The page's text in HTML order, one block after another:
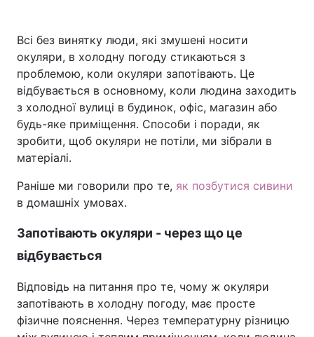
Всі без винятку люди, які змушені носити
окуляри, в холодну погоду стикаються з
проблемою, коли окуляри запотівають. Це
відбувається в основному, коли людина заходить
з холодної вулиці в будинок, офіс, магазин або
будь-яке приміщення. Способи і поради, як
зробити, щоб окуляри не потіли, ми зібрали в
матеріалі.
Раніше ми говорили про те, як позбутися сивини
в домашніх умовах.
Запотівають окуляри - через що це
відбувається
Відповідь на питання про те, чому ж окуляри
запотівають в холодну погоду, має просте
фізичне пояснення. Через температурну різницю